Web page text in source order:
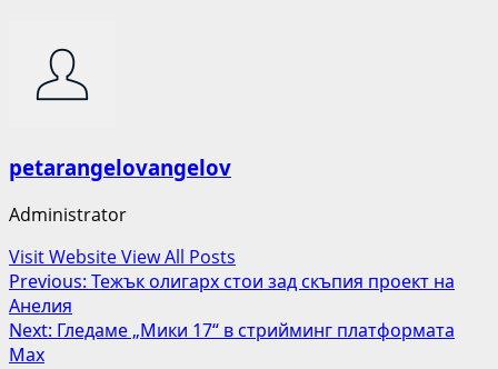
petarangelovangelov
Administrator
Visit WebsiteView All Posts
Post
navigation
Previous: Тежък олигарх стои зад скъпия проект на
Анелия
Next: Гледаме „Мики 17“ в стрийминг платформата
Max